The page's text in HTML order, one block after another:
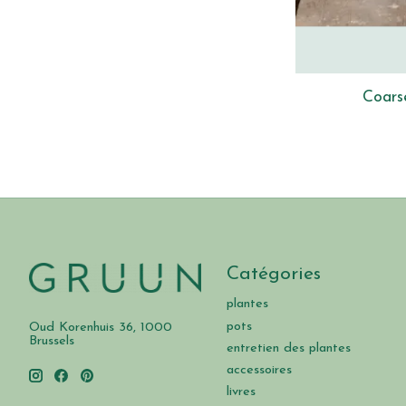
Oud Korenhuis 36, 1000
Brussels
Catégories
plantes
pots
entretien des plantes
accessoires
livres